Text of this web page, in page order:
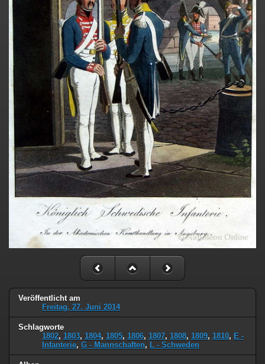
Veröffentlicht am
Freitag, 27. Juni 2014
Schlagworte
1802, 1803, 1804, 1805, 1806, 1807, 1808, 1809, 1810, E -
Infanterie, G - Mannschaften, L - Schweden